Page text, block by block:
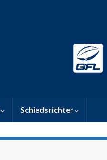
Schiedsrichter